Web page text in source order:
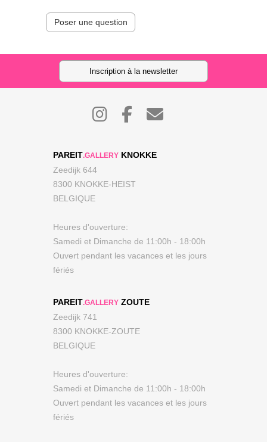
Poser une question
Inscription à la newsletter
PAREIT.GALLERY KNOKKE
Zeedijk 644
8300 KNOKKE-HEIST
BELGIQUE
Heures d'ouverture:
Samedi et Dimanche de 11:00h - 18:00h
Ouvert pendant les vacances et les jours
fériés
PAREIT.GALLERY ZOUTE
Zeedijk 741
8300 KNOKKE-ZOUTE
BELGIQUE
Heures d'ouverture:
Samedi et Dimanche de 11:00h - 18:00h
Ouvert pendant les vacances et les jours
fériés